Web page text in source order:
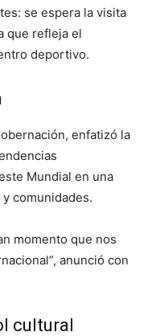
se espera la visita
que refleja el
deportivo.
enfatizó la
Mundial en una
comunidades.
momento que nos
anunció con
cultural